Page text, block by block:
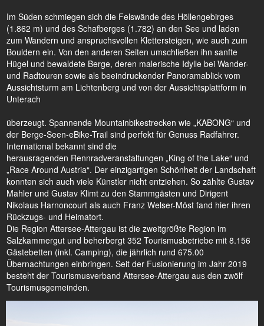
Im Süden schmiegen sich die Felswände des Höllengebirges
(1.862 m) und des Schafberges (1.782) an den See und laden
zum Wandern und anspruchsvollen Klettersteigen, wie auch zum
Bouldern ein. Von den anderen Seiten umschließen ihn sanfte
Hügel und bewaldete Berge, deren malerische Idylle bei Wander-
und Radtouren sowie als beeindruckender Panoramablick vom
Aussichtsturm am Lichtenberg und von der Aussichtsplattform in
Unterach
überzeugt. Spannende Mountainbikestrecken wie „KABONG“ und
der Berge-Seen-eBike-Trail sind perfekt für Genuss Radfahrer.
International bekannt sind die
herausragenden Rennradveranstaltungen „King of the Lake“ und
„Race Around Austria“. Der einzigartigen Schönheit der Landschaft
konnten sich auch viele Künstler nicht entziehen. So zählte Gustav
Mahler und Gustav Klimt zu den Stammgästen und Dirigent
Nikolaus Harnoncourt als auch Franz Welser-Möst fand hier ihren
Rückzugs- und Heimatort.
Die Region Attersee-Attergau ist die zweitgrößte Region im
Salzkammergut und beherbergt 352 Tourismusbetriebe mit 8.156
Gästebetten (inkl. Camping), die jährlich rund 675.00
Übernachtungen einbringen. Seit der Fusionierung im Jahr 2019
besteht der Tourismusverband Attersee-Attergau aus den zwölf
Tourismusgemeinden.